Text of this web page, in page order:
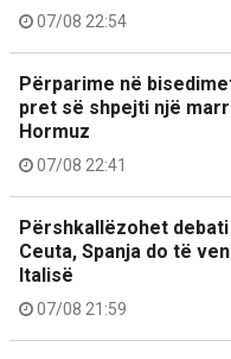
07/08 22:54
Përparime në
pret së shpejti një
Hormuz
07/08 22:41
Përshkallëzohet
Ceuta, Spanja do të
Italisë
07/08 21:59